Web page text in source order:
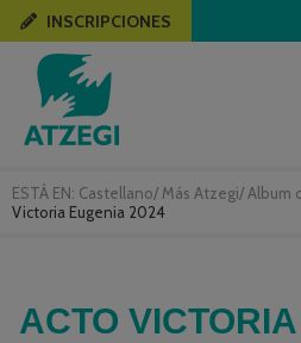
ESTÁ EN: Castellano/ Más Atzegi/ Album
Victoria Eugenia 2024
INSCRIPCIONES
ACTO